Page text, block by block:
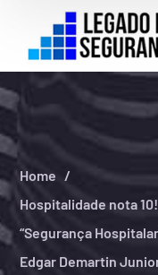
Home
Hospitalidade nota
“Segurança
Edgar Demartin